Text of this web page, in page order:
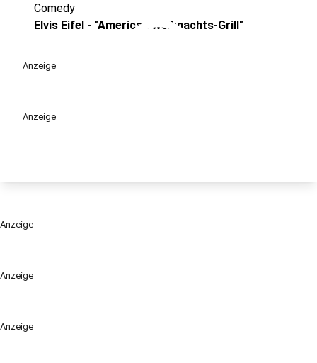
Anzeige
Anzeige
play_circle
Comedy
Elvis Eifel - "American Weihnachts-Grill"
Anzeige
Anzeige
Anzeige